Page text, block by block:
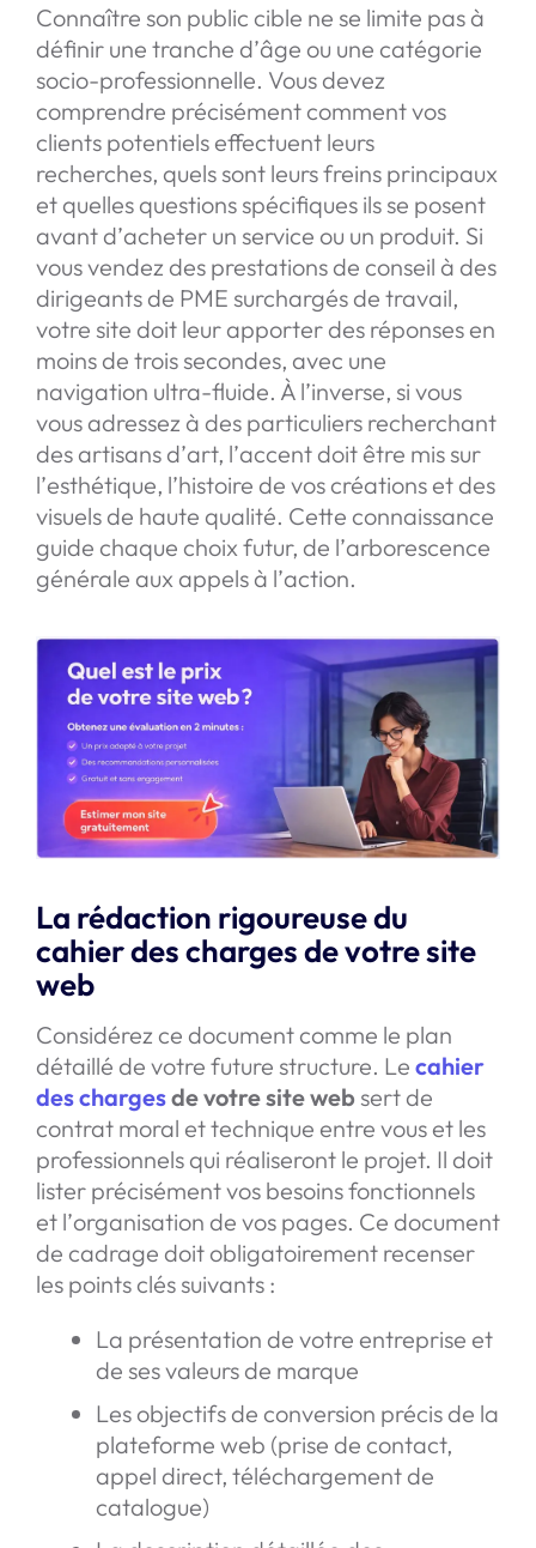
Connaître son public cible ne se limite pas à
définir une tranche d’âge ou une catégorie
socio-professionnelle. Vous devez
comprendre précisément comment vos
clients potentiels effectuent leurs
recherches, quels sont leurs freins principaux
et quelles questions spécifiques ils se posent
avant d’acheter un service ou un produit. Si
vous vendez des prestations de conseil à des
dirigeants de PME surchargés de travail,
votre site doit leur apporter des réponses en
moins de trois secondes, avec une
navigation ultra-fluide. À l’inverse, si vous
vous adressez à des particuliers recherchant
des artisans d’art, l’accent doit être mis sur
l’esthétique, l’histoire de vos créations et des
visuels de haute qualité. Cette connaissance
guide chaque choix futur, de l’arborescence
générale aux appels à l’action.
La rédaction rigoureuse du
cahier des charges de votre site
web
Considérez ce document comme le plan
détaillé de votre future structure. Le cahier
des chargesde votre site web sert de
contrat moral et technique entre vous et les
professionnels qui réaliseront le projet. Il doit
lister précisément vos besoins fonctionnels
et l’organisation de vos pages. Ce document
de cadrage doit obligatoirement recenser
les points clés suivants :
La présentation de votre entreprise et
de ses valeurs de marque
Les objectifs de conversion précis de la
plateforme web (prise de contact,
appel direct, téléchargement de
catalogue)